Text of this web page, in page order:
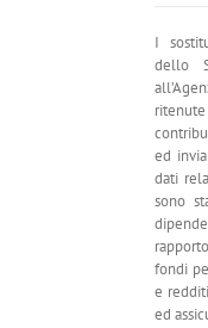
I
dello
ed
dati
sono
fondi
e
ed